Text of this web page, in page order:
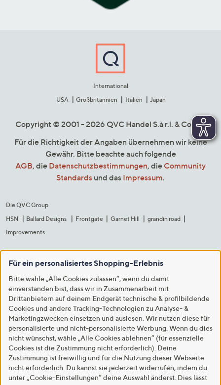
International
USA
Großbritannien Italien Japan
Copyright © 2001 - 2026 QVC Handel S.à r.l. & Co. KG
Für die Richtigkeit der Angaben übernehmen wir keine
Gewähr. Bitte beachte auch folgende
AGB, die Datenschutzbestimmungen, die Community
Standards und das Impressum.
Die QVC Group
HSN
Ballard Designs Frontgate Garnet Hill
grandin road
Improvements
Für ein personalisiertes Shopping-Erlebnis
Bitte wähle „Alle Cookies zulassen“, wenn du damit
einverstanden bist, dass wir in Zusammenarbeit mit
Drittanbietern auf deinem Endgerät technische & profilbildende
Cookies und andere Tracking-Technologien zu Analyse- &
Marketingzwecken einsetzen und auslesen. Wir nutzen diese für
personalisierte und nicht-personalisierte Werbung. Wenn du dies
nicht wünschst, wähle „Alle Cookies ablehnen“ (für essenzielle
Cookies ist die Zustimmung nicht erforderlich). Deine
Zustimmung ist freiwillig und für die Nutzung dieser Webseite
nicht erforderlich. Du kannst sie jederzeit widerrufen, indem du
unter „Cookie-Einstellungen“ deine Auswahl änderst. Dies lässt